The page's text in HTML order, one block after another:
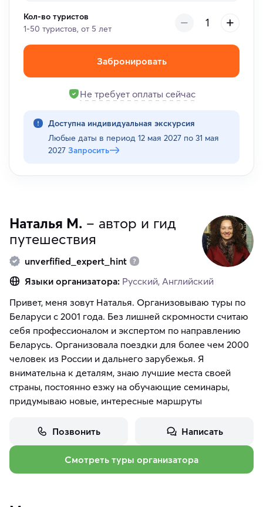
Кол-во туристов
1-50 туристов, от 5 лет
Забронировать
Не требует оплаты сейчас
Доступна индивидуальная экскурсия
Любые даты в период 12 мая 2027 по 31 мая
2027 Запросить
Наталья М. – автор и гид
путешествия
unverfified_expert_hint
Языки организатора: Русский, Английский
Привет, меня зовут Наталья. Организовываю туры по
Беларуси с 2001 года. Без лишней скромности считаю
себя профессионалом и экспертом по направлению
Беларусь. Организовала поездки для более чем 2000
человек из России и дальнего зарубежья. Я
внимательна к деталям, знаю лучшие места своей
страны, постоянно езжу на обучающие семинары,
придумываю новые, интересные маршруты
Позвонить Написать
Смотреть туры организатора